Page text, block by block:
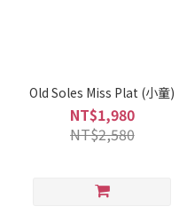
Old Soles Miss Plat (小童)
NT$1,980
NT$2,580